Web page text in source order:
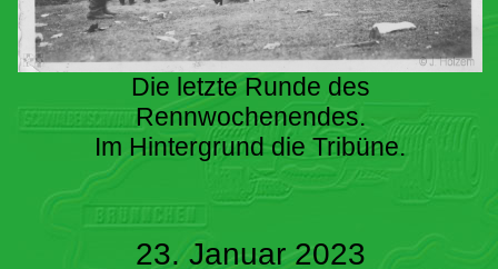
Die letzte Runde des
Rennwochenendes.
Im Hintergrund die Tribüne.
23. Januar 2023